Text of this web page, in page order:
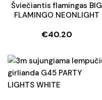
Šviečiantis flamingas BIG
FLAMINGO NEONLIGHT
€40.20